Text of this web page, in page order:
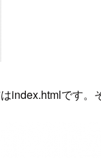
です。